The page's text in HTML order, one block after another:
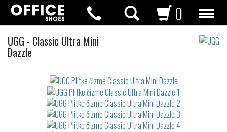
0
UGG Plitke
čizme
- Classic Ultra Mini
Dazzle
waterrepellent